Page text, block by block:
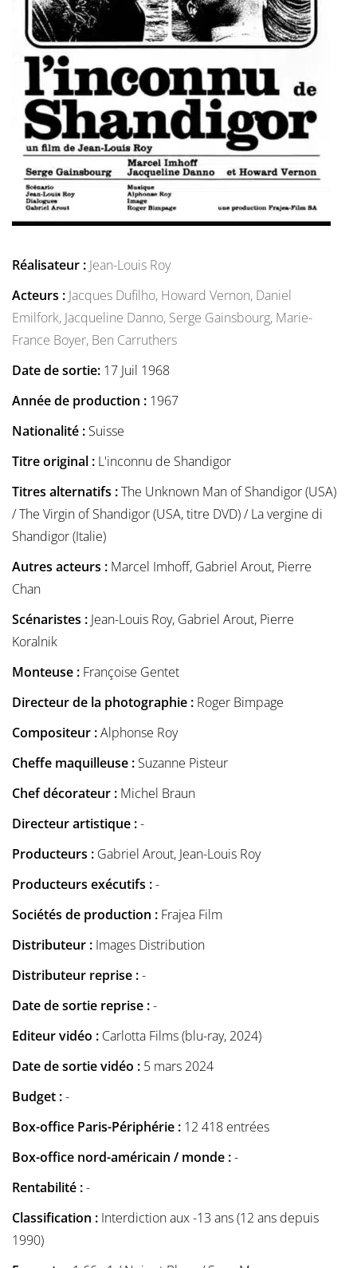
Réalisateur : Jean-Louis Roy
Acteurs : Jacques Dufilho, Howard Vernon, Daniel
Emilfork, Jacqueline Danno, Serge Gainsbourg, Marie-
France Boyer, Ben Carruthers
Date de sortie: 17 Juil 1968
Année de production : 1967
Nationalité : Suisse
Titre original : L'inconnu de Shandigor
Titres alternatifs :The Unknown Man of Shandigor (USA)
/ The Virgin of Shandigor (USA, titre DVD) / La vergine di
Shandigor (Italie)
Autres acteurs : Marcel Imhoff, Gabriel Arout, Pierre
Chan
Scénaristes : Jean-Louis Roy, Gabriel Arout, Pierre
Koralnik
Monteuse : Françoise Gentet
Directeur de la photographie : Roger Bimpage
Compositeur :Alphonse Roy
Cheffe maquilleuse : Suzanne Pisteur
Chef décorateur : Michel Braun
Directeur artistique :-
Producteurs : Gabriel Arout, Jean-Louis Roy
Producteurs exécutifs :-
Sociétés de production : Frajea Film
Distributeur : Images Distribution
Distributeur reprise :-
Date de sortie reprise :-
Editeur vidéo : Carlotta Films (blu-ray, 2024)
Date de sortie vidéo : 5 mars 2024
Budget :-
Box-office Paris-Périphérie : 12 418 entrées
Box-office nord-américain / monde :-
Rentabilité :-
Classification : Interdiction aux -13 ans (12 ans depuis
1990)